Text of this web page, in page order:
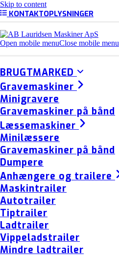
Skip to content
KONTAKTOPLYSNINGER
Open mobile menuClose mobile menu
BRUGTMARKED
Gravemaskiner
Minigravere
Gravemaskiner på bånd
Læssemaskiner
Minilæssere
Gravemaskiner på bånd
Dumpere
Anhængere og trailere
Maskintrailer
Autotrailer
Tiptrailer
Ladtrailer
Vippeladstrailer
Mindre ladtrailer